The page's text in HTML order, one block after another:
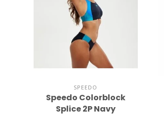
SPEEDO
Speedo Colorblock
Splice 2P Navy